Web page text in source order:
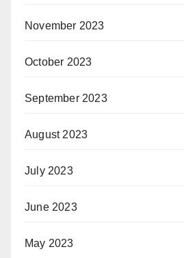
November 2023
October 2023
September 2023
August 2023
July 2023
June 2023
May 2023